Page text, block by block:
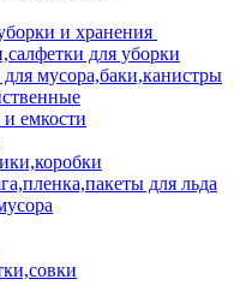
и хранения
для уборки
мусора,баки,канистры
емкости
для льда